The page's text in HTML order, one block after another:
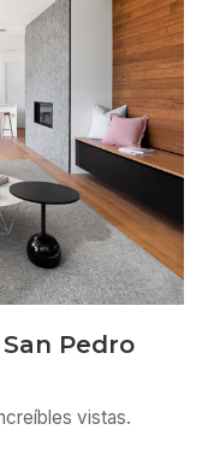
Pedro
vistas.